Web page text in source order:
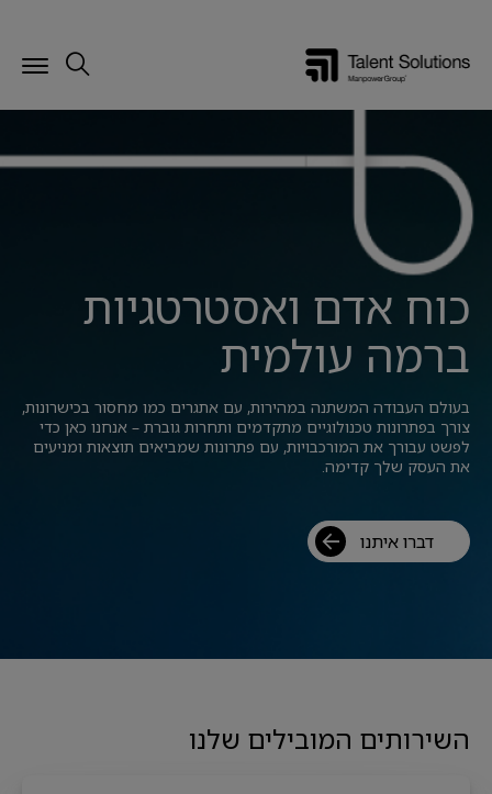
כוח אדם ואסטרטגיות
ברמה עולמית
בעולם העבודה המשתנה במהירות, עם אתגרים כמו מחסור בכישרונות,
צורך בפתרונות טכנולוגיים מתקדמים ותחרות גוברת – אנחנו כאן כדי
לפשט עבורך את המורכבויות, עם פתרונות שמביאים תוצאות ומניעים
את העסק שלך קדימה.
דברו איתנו
השירותים המובילים שלנו